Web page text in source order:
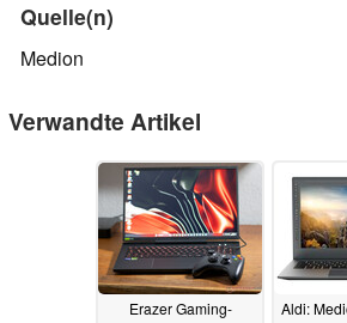
Quelle(n)
Medion
Verwandte Artikel
Erazer Gaming-
Aldi: